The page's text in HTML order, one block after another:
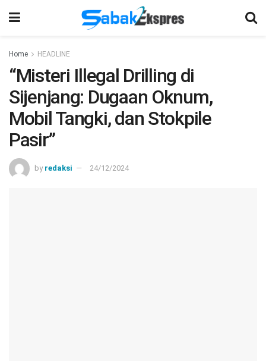
Home HEADLINE
“Misteri Illegal Drilling di
Sijenjang: Dugaan Oknum,
Mobil Tangki, dan Stokpile
Pasir”
by redaksi 24/12/2024